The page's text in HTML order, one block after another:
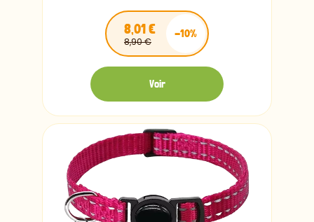
8,01 €
8,90 €
-10%
Voir